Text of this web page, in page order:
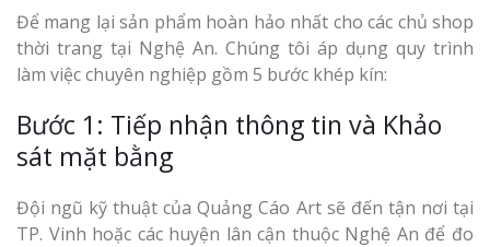
Để mang lại sản phẩm hoàn hảo nhất cho các chủ shop
thời trang tại Nghệ An. Chúng tôi áp dụng quy trình
làm việc chuyên nghiệp gồm 5 bước khép kín:
Bước 1: Tiếp nhận thông tin và Khảo
sát mặt bằng
Đội ngũ kỹ thuật của Quảng Cáo Art sẽ đến tận nơi tại
TP. Vinh hoặc các huyện lân cận thuộc Nghệ An để đo